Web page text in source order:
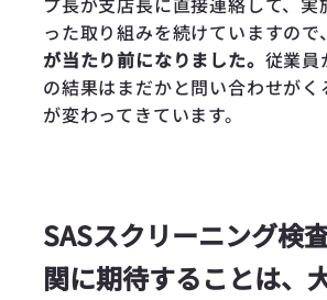
った取り組みを続けていますので、
が当たり前になりました。 従業員
の結果はまだかと問い合わせが
が変わってきています。
SASスクリーニング検
関に期待することは、